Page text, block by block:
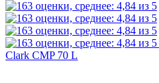
Clark CMP 70 L